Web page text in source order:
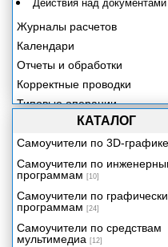
Действия над документами
Журналы расчетов
Календари
Отчеты и обработки
Корректные проводки
Типовые операции
Групповое проведение
Управление бухгалтерскими
итогами
Управление оперативными
итогами
Табло счетов
Начало работы
КАТАЛОГ
Самоучители по 3D-графике
Самоучители по
программам [10]
Самоучители по
программам [24]
Самоучители по средствам
мультимедиа [12]